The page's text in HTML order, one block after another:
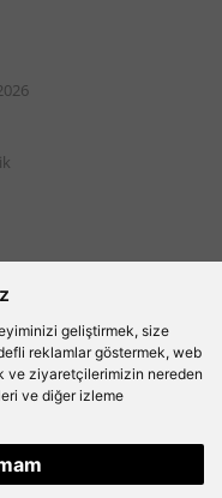
geliştirmek, size
reklamlar göstermek, web
ve ziyaretçilerimizin nereden
ve diğer izleme